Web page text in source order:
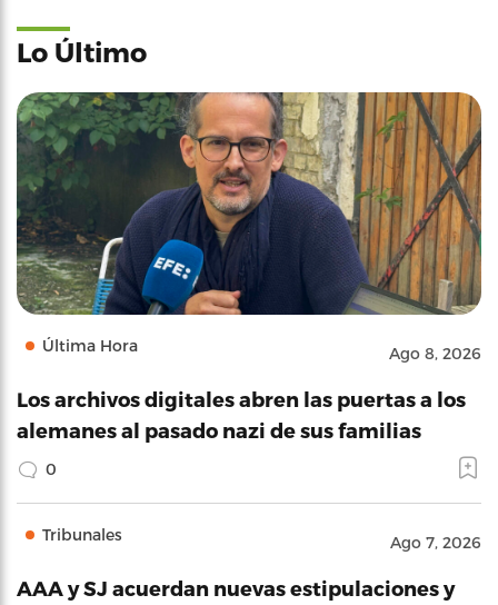
Lo Último
Última Hora Ago 8, 2026
Los archivos digitales abren las puertas a los
alemanes al pasado nazi de sus familias
0
Tribunales Ago 7, 2026
AAA y SJ acuerdan nuevas estipulaciones y